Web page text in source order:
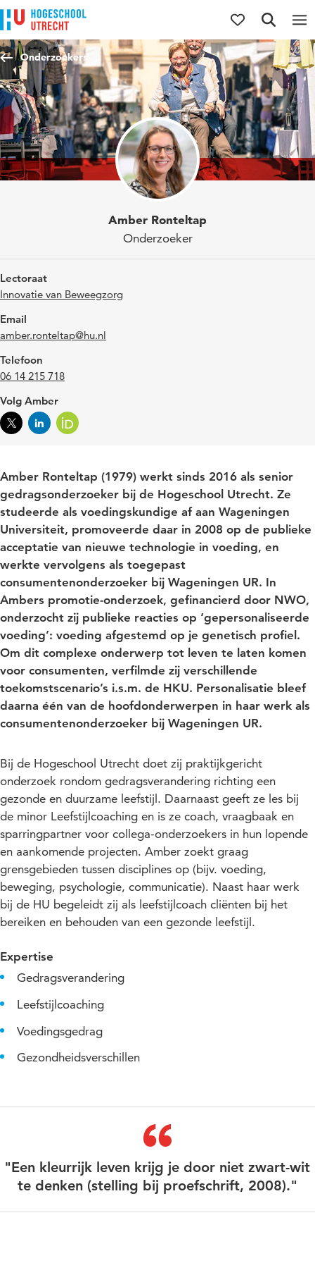
Direct naar de inhoud
Direct naar de hoofdnavigatie
Direct naar de zoekfunctie
Onderzoekers
Amber Ronteltap
Onderzoeker
Lectoraat
Innovatie van Beweegzorg
Email
amber.ronteltap@hu.nl
Telefoon
06 14 215 718
Volg Amber
Amber Ronteltap (1979) werkt sinds 2016 als senior
gedragsonderzoeker bij de Hogeschool Utrecht. Ze
studeerde als voedingskundige af aan Wageningen
Universiteit, promoveerde daar in 2008 op de publieke
acceptatie van nieuwe technologie in voeding, en
werkte vervolgens als toegepast
consumentenonderzoeker bij Wageningen UR. In
Ambers promotie-onderzoek, gefinancierd door NWO,
onderzocht zij publieke reacties op ‘gepersonaliseerde
voeding’: voeding afgestemd op je genetisch profiel.
Om dit complexe onderwerp tot leven te laten komen
voor consumenten, verfilmde zij verschillende
toekomstscenario’s i.s.m. de HKU. Personalisatie bleef
daarna één van de hoofdonderwerpen in haar werk als
consumentenonderzoeker bij Wageningen UR.
Bij de Hogeschool Utrecht doet zij praktijkgericht
onderzoek rondom gedragsverandering richting een
gezonde en duurzame leefstijl. Daarnaast geeft ze les bij
de minor Leefstijlcoaching en is ze coach, vraagbaak en
sparringpartner voor collega-onderzoekers in hun lopende
en aankomende projecten. Amber zoekt graag
grensgebieden tussen disciplines op (bijv. voeding,
beweging, psychologie, communicatie). Naast haar werk
bij de HU begeleidt zij als leefstijlcoach cliënten bij het
bereiken en behouden van een gezonde leefstijl.
Expertise
Gedragsverandering
Leefstijlcoaching
Voedingsgedrag
Gezondheidsverschillen
"Een kleurrijk leven krijg je door niet zwart-wit
te denken (stelling bij proefschrift, 2008)."